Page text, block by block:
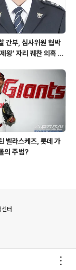
간부, 심사위원 협박
왕' 자리 꿰찬 의혹 진
벨라스케즈, 롯데 가
의 주범?
터